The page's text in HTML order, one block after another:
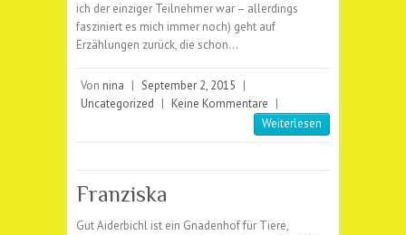
ich der einziger Teilnehmer war – allerdings
fasziniert es mich immer noch) geht auf
Erzählungen zurück, die schon…
Von nina | September 2, 2015 |
Uncategorized | Keine Kommentare |
Weiterlesen
Franziska
Gut Aiderbichl ist ein Gnadenhof für Tiere,